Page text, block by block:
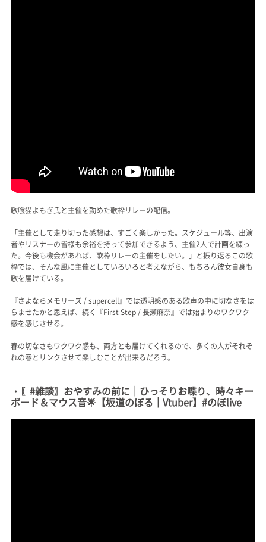
歌喰猫よもぎ氏と主催を勤めた歌枠リレーの配信。
「主催として走り切った感想は、すごく楽しかった。スケジュール等、出演
者やリスナーの皆様も余裕を持って参加できるよう、主催2人で計画を練っ
た。今後も機会があれば、歌枠リレーの主催をしたい。」と振り返るこの歌
枠では、そんな風に主催としていろいろと考えながら、もちろん彼女自身も
歌を届けている。
『さよならメモリーズ / supercell』では透明感のある歌声の中に切なさをは
らませたかと思えば、続く『First Step / 長瀬麻奈』では始まりのワクワク
感を感じさせる。
春の切なさもワクワク感も、両方とも届けてくれるので、多くの人がそれぞ
れの春とリンクさせて楽しむことが出来るだろう。
・〖#雑談〗おやすみの前に｜ひっそりお喋り、時々キー
ボード＆マウス音🌟【坂道のぼる｜Vtuber】#のぼlive